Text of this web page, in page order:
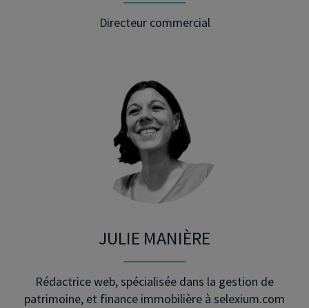
Directeur commercial
JULIE MANIÈRE
Rédactrice web, spécialisée dans la gestion de
patrimoine, et finance immobilière à selexium.com